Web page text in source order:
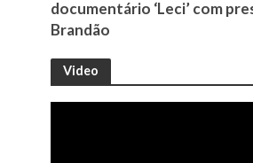
documentário ‘Leci’ com
Brandão
Video